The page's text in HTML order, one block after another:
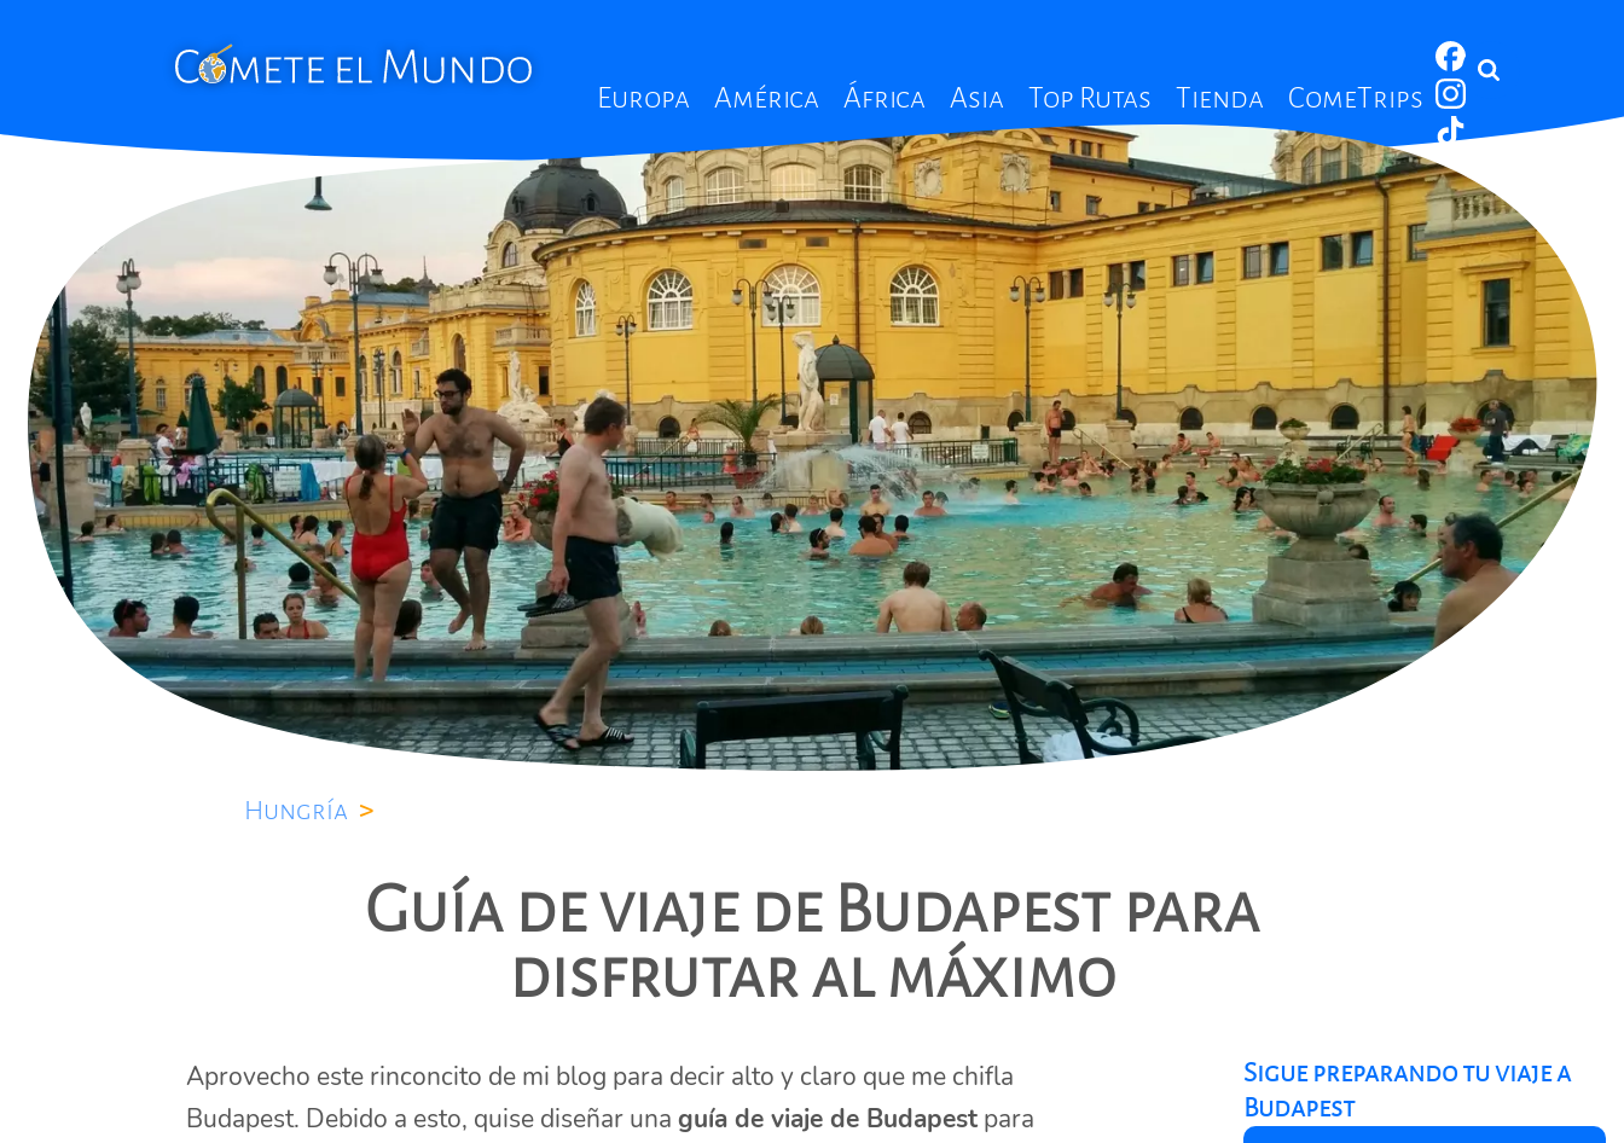
Main
navigation
Europa América África Asia Top Rutas Tienda ComeTrips
Hungría >
Guía de viaje de Budapest para
disfrutar al máximo
Aprovecho este rinconcito de mi blog para decir alto y claro que me chifla
Budapest. Debido a esto, quise diseñar unaguía de viaje de Budapestpara
Sigue preparando tu viaje a
Budapest